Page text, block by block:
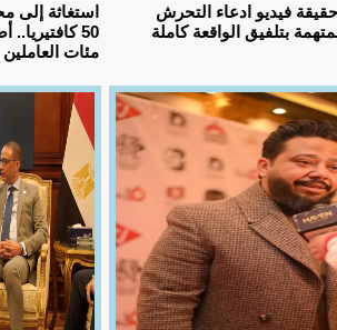
استغاثة إلى
50
مئات
فيديو ادعاء التحرش
بتلفيق الواقعة كاملة